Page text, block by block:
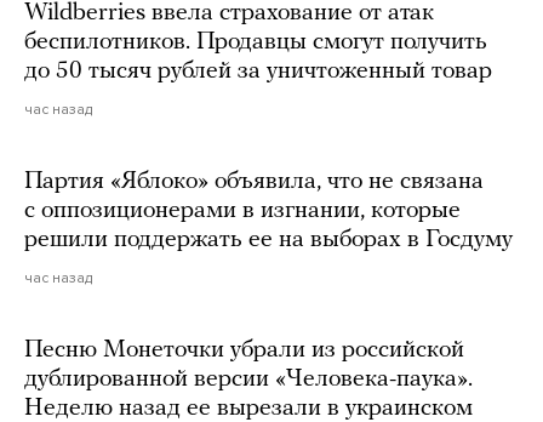
Wildberries ввела страхование от атак
беспилотников. Продавцы смогут получить
до 50 тысяч рублей за уничтоженный товар
час назад
Партия «Яблоко» объявила, что не связана
с оппозиционерами в изгнании, которые
решили поддержать ее на выборах в Госдуму
час назад
Песню Монеточки убрали из российской
дублированной версии «Человека-паука».
Неделю назад ее вырезали в украинском